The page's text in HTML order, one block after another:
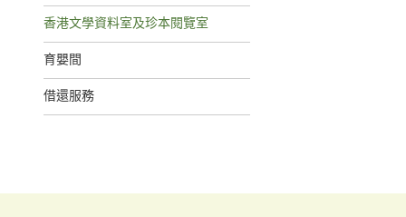
香港文學資料室及珍本閱覽室
育嬰間
借還服務